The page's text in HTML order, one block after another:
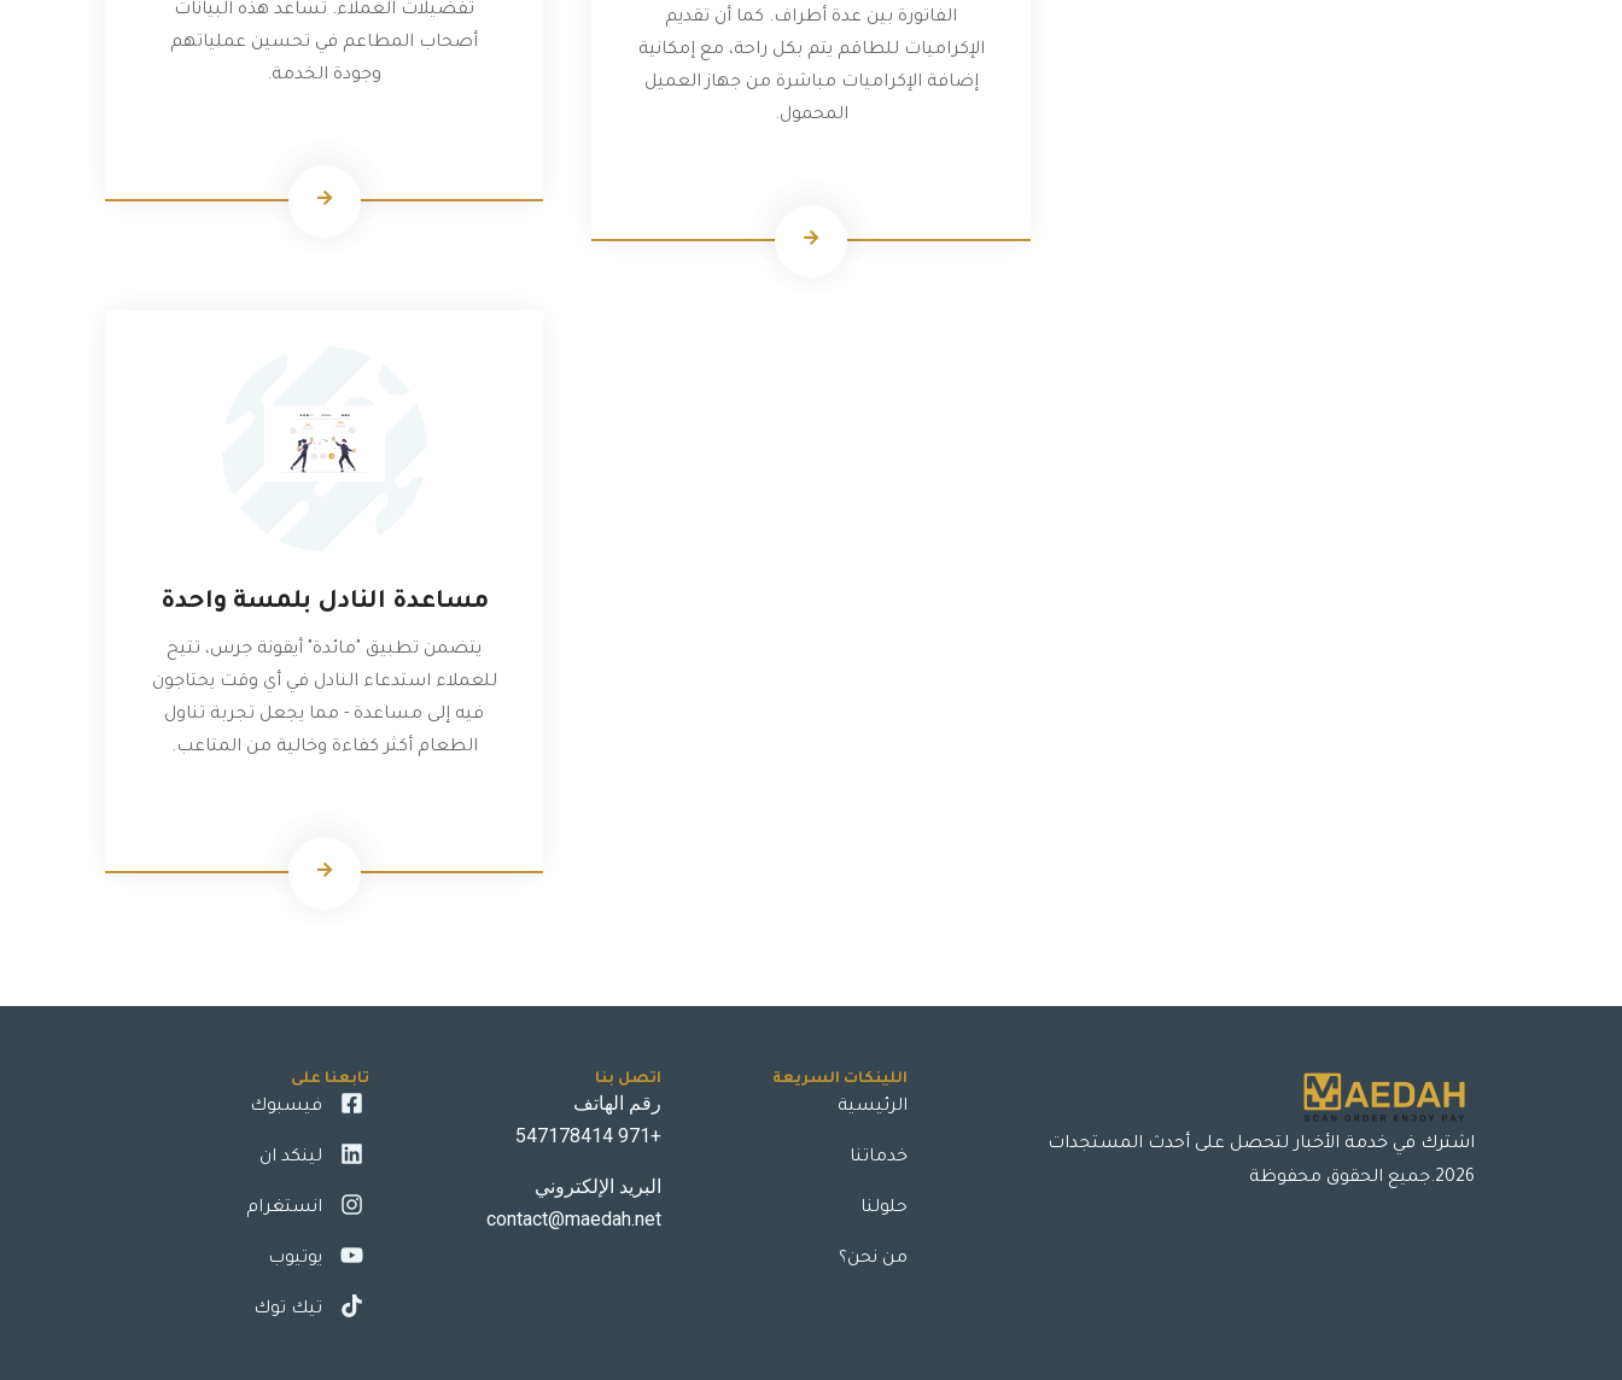
الفاتورة بين عدة أطراف. كما أن تقديم
الإكراميات للطاقم يتم بكل راحة، مع إمكانية
إضافة الإكراميات مباشرة من جهاز العميل
المحمول.
تفضيلات العملاء. تساعد هذه البيانات
أصحاب المطاعم في تحسين عملياتهم
وجودة الخدمة.
مساعدة النادل بلمسة واحدة
يتضمن تطبيق "مائدة" أيقونة جرس، تتيح
للعملاء استدعاء النادل في أي وقت يحتاجون
فيه إلى مساعدة - مما يجعل تجربة تناول
الطعام أكثر كفاءة وخالية من المتاعب.
اشترك في خدمة الأخبار لتحصل على أحدث المستجدات
2026.جميع الحقوق محفوظة
اللينكات السريعة
الرئيسية
خدماتنا
حلولنا
من نحن؟
اتصل بنا
رقم الهاتف
+971 547178414
البريد الإلكتروني
contact@maedah.net
تابعنا على
فيسبوك
لينكد ان
انستغرام
يوتيوب
تيك توك